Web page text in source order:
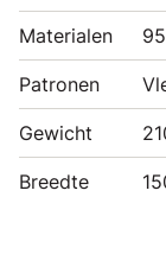
Materialen
Patronen
Gewicht
Breedte